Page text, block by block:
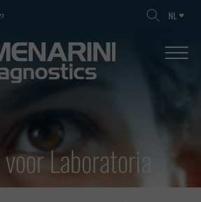
NL
Laboratoria